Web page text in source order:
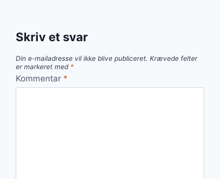
Skriv et svar
Din e-mailadresse vil ikke blive publiceret. Krævede felter
er markeret med *
Kommentar *